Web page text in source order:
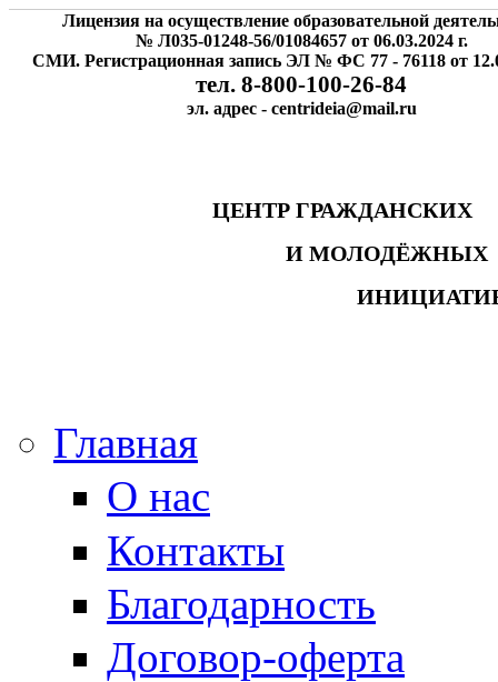
Лицензия на осуществление образовательной
№ Л035-01248-56/01084657 от 06.03.2024 г.
СМИ. Регистрационная запись ЭЛ № ФС 77 - 76118 от
тел. 8-800-100-26-84
эл. адрес - centrideia@mail.ru
ЦЕНТР
И
Главная
О нас
Контакты
Благодарность
Договор-оферта